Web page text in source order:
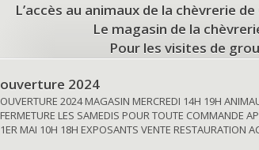
L’accès au animaux de la chèvrerie
Le magasin de la
Pour les visites de
ouverture 2024
OUVERTURE 2024 MAGASIN MERCREDI 14H 19H
FERMETURE LES SAMEDIS POUR TOUTE COMMANDE
1ER MAI 10H 18H EXPOSANTS VENTE RESTAURATION